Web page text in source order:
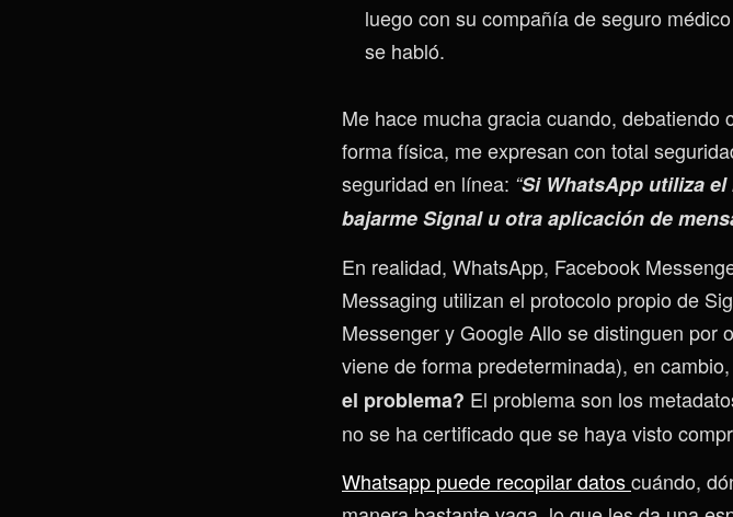
luego con su compañía de seguro
se habló.
Me hace mucha gracia cuando,
forma física, me expresan con total
seguridad en línea: “Si WhatsApp utiliza
bajarme Signal u otra aplicación de
En realidad, WhatsApp, Facebook
Messaging utilizan el protocolo propio de
Messenger y Google Allo se distinguen por
viene de forma predeterminada), en
el problema? El problema son los
no se ha certificado que se haya visto
Whatsapp puede recopilar datoscuándo,